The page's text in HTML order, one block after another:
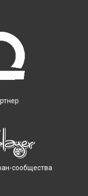
сообщества